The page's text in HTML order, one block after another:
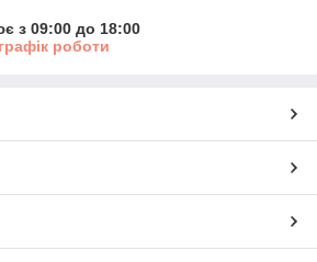
з 09:00 до 18:00
роботи